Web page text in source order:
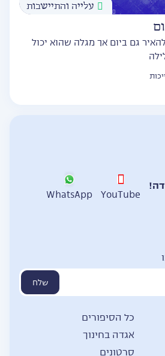
עלייה והתיישבות
גם ביום אך מגלה שהוא יכול
YouTube
WhatsApp
שלח
כל הסיפורים
אגדה בחינוך
סרטונים